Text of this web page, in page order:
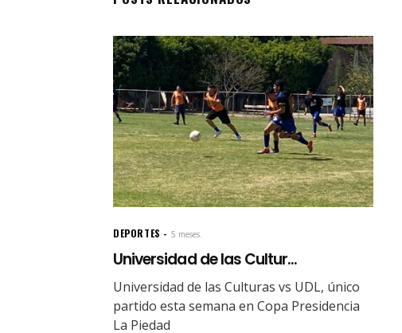
DEPORTES 5 meses.
Universidad de las Cultur...
Universidad de las Culturas vs UDL, único
partido esta semana en Copa Presidencia
La Piedad